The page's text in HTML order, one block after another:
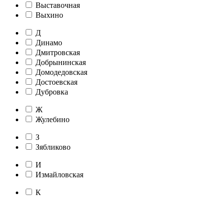
Выставочная
Выхино
Д
Динамо
Дмитровская
Добрынинская
Домодедовская
Достоевская
Дубровка
Ж
Жулебино
З
Зябликово
И
Измайловская
К